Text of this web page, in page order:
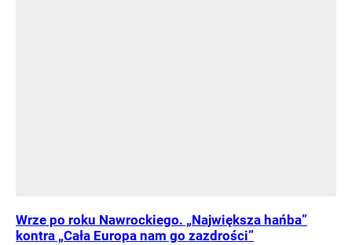
Wrze po roku Nawrockiego. „Największa hańba”
kontra „Cała Europa nam go zazdrości”